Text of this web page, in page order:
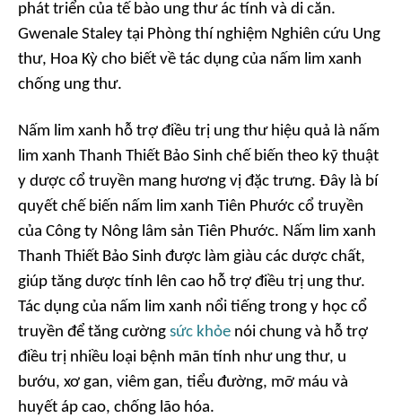
phát triển của tế bào ung thư ác tính và di căn.
Gwenale Staley tại Phòng thí nghiệm Nghiên cứu Ung
thư, Hoa Kỳ cho biết về tác dụng của nấm lim xanh
chống ung thư.
Nấm lim xanh hỗ trợ điều trị ung thư hiệu quả là nấm
lim xanh Thanh Thiết Bảo Sinh chế biến theo kỹ thuật
y dược cổ truyền mang hương vị đặc trưng. Đây là bí
quyết chế biến nấm lim xanh Tiên Phước cổ truyền
của Công ty Nông lâm sản Tiên Phước. Nấm lim xanh
Thanh Thiết Bảo Sinh được làm giàu các dược chất,
giúp tăng dược tính lên cao hỗ trợ điều trị ung thư.
Tác dụng của nấm lim xanh nổi tiếng trong y học cổ
truyền để tăng cường sức khỏe nói chung và hỗ trợ
điều trị nhiều loại bệnh mãn tính như ung thư, u
bướu, xơ gan, viêm gan, tiểu đường, mỡ máu và
huyết áp cao, chống lão hóa.